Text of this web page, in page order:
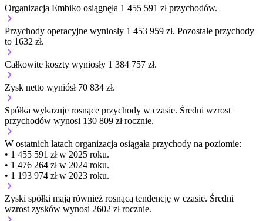
Organizacja Embiko osiągnęła 1 455 591 zł przychodów.
Przychody operacyjne wyniosły 1 453 959 zł. Pozostałe przychody
to 1632 zł.
Całkowite koszty wyniosły 1 384 757 zł.
Zysk netto wyniósł 70 834 zł.
Spółka wykazuje rosnące przychody w czasie. Średni wzrost
przychodów wynosi 130 809 zł rocznie.
W ostatnich latach organizacja osiągała przychody na poziomie:
• 1 455 591 zł w 2025 roku.
• 1 476 264 zł w 2024 roku.
• 1 193 974 zł w 2023 roku.
Zyski spółki mają również rosnącą tendencję w czasie. Średni
wzrost zysków wynosi 2602 zł rocznie.